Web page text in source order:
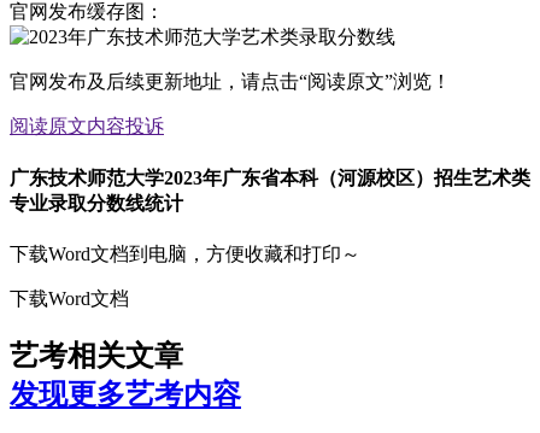
官网发布缓存图：
官网发布及后续更新地址，请点击“阅读原文”浏览！
阅读原文内容投诉
广东技术师范大学2023年广东省本科（河源校区）招生艺术类
专业录取分数线统计
下载Word文档到电脑，方便收藏和打印～
下载Word文档
艺考相关文章
发现更多艺考内容